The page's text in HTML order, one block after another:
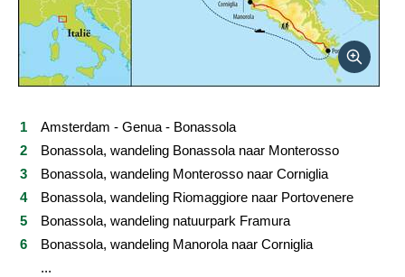
Foto's en video
Amsterdam - Genua - Bonassola
Bonassola, wandeling Bonassola naar Monterosso
Bonassola, wandeling Monterosso naar Corniglia
Bonassola, wandeling Riomaggiore naar Portovenere
Bonassola, wandeling natuurpark Framura
Bonassola, wandeling Manorola naar Corniglia
...